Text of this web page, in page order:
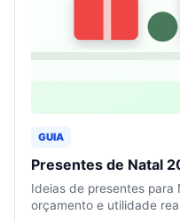
GUIA
Presentes de Natal
Ideias de presentes para
orçamento e utilidade